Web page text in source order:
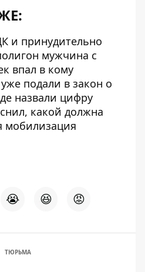
и принудительно
мужчина с
впал в кому
подали в закон о
назвали цифру
какой должна
мобилизация
😭 😆 😡
ТЮРЬМА